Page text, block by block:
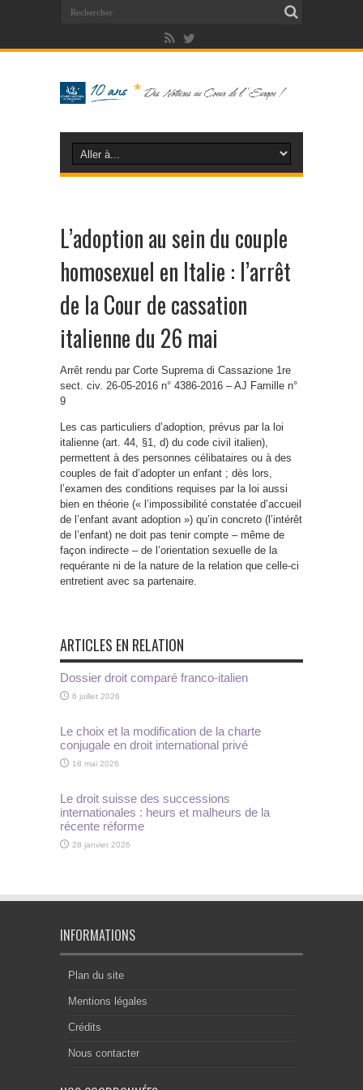
L’adoption au sein du couple
homosexuel en Italie : l’arrêt
de la Cour de cassation
italienne du 26 mai
Arrêt rendu par Corte Suprema di Cassazione 1re
sect. civ. 26-05-2016 n° 4386-2016 – AJ Famille n°
9
Les cas particuliers d’adoption, prévus par la loi
italienne (art. 44, §1, d) du code civil italien),
permettent à des personnes célibataires ou à des
couples de fait d’adopter un enfant ; dès lors,
l’examen des conditions requises par la loi aussi
bien en théorie (« l’impossibilité constatée d’accueil
de l’enfant avant adoption ») qu’in concreto (l’intérêt
de l’enfant) ne doit pas tenir compte – même de
façon indirecte – de l’orientation sexuelle de la
requérante ni de la nature de la relation que celle-ci
entretient avec sa partenaire.
ARTICLES EN RELATION
Dossier droit comparé franco-italien
6 juillet 2026
Le choix et la modification de la charte
conjugale en droit international privé
18 mai 2026
Le droit suisse des successions
internationales : heurs et malheurs de la
récente réforme
28 janvier 2026
INFORMATIONS
Plan du site
Mentions légales
Crédits
Nous contacter